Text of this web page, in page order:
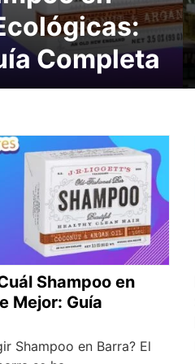
Completa
Shampoo en
Mejor: Guía
Shampoo en Barra? El